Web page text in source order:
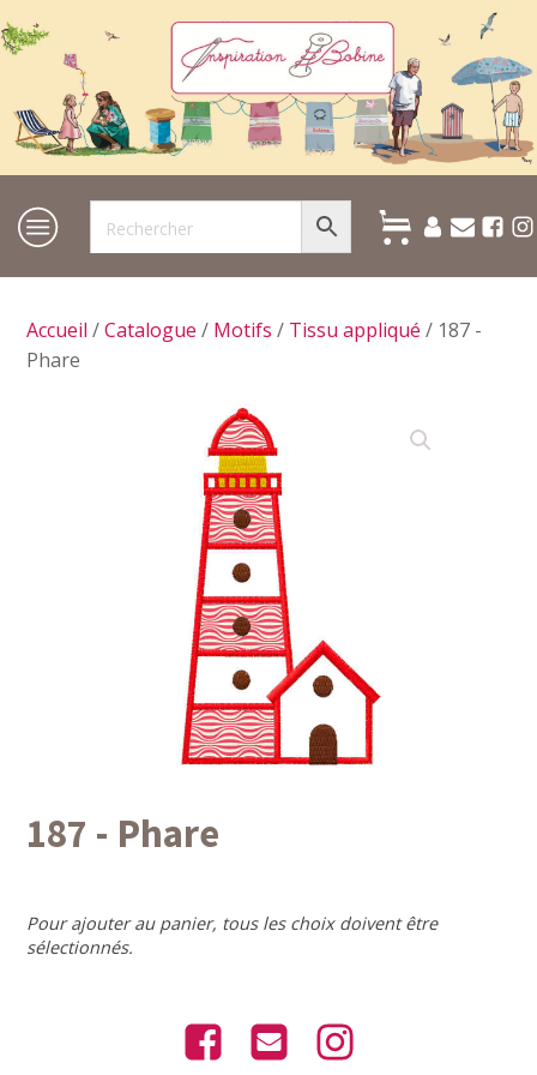
Accueil /Catalogue / Motifs / Tissu appliqué / 187 -
Phare
187 - Phare
Pour ajouter au panier, tous les choix doivent être
sélectionnés.